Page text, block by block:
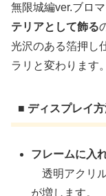
無限城編ver.ブロ
テリアとして飾る
光沢のある箔押し
ラリと変わります。
■ ディスプレイ方
フレームに入
透明アクリ
が増します。